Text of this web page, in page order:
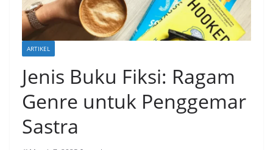
ARTIKEL
Jenis Buku Fiksi: Ragam
Genre untuk Penggemar
Sastra